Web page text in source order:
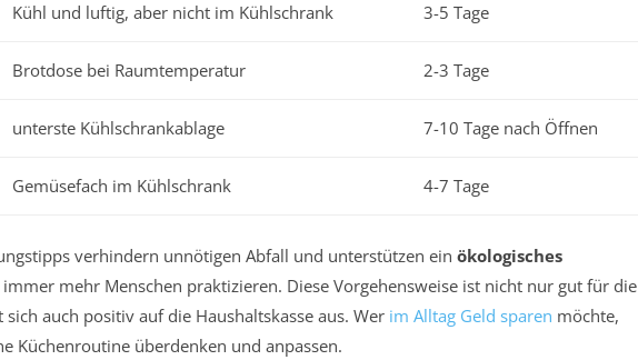
Kühl und luftig, aber nicht im Kühlschrank 3-5 Tage
Brotdose bei Raumtemperatur 2-3 Tage
unterste Kühlschrankablage 7-10 Tage nach Öffnen
Gemüsefach im Kühlschrank 4-7 Tage
verhindern unnötigen Abfall und unterstützen ein ökologisches
mehr Menschen praktizieren. Diese Vorgehensweise ist nicht nur gut für die
auch positiv auf die Haushaltskasse aus. Wer im Alltag Geld sparen möchte,
Küchenroutine überdenken und anpassen.